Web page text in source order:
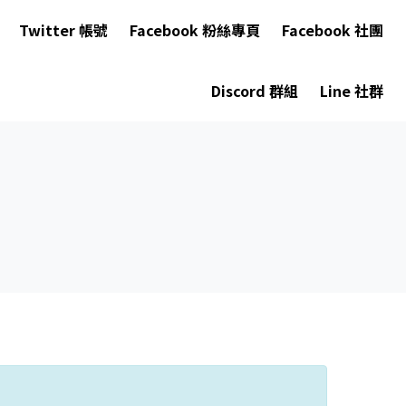
Twitter 帳號 Facebook 粉絲專頁 Facebook 社團
Discord 群組 Line 社群